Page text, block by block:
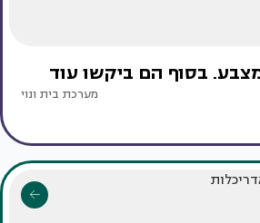
בסוף הם ביקשו עוד
מערכת בית ונוי